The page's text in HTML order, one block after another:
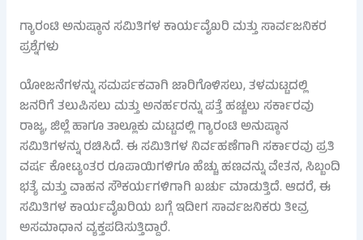
ಗ್ಯಾರಂಟಿ ಅನುಷ್ಠಾನ ಸಮಿತಿಗಳ ಕಾರ್ಯವೈಖರಿ ಮತ್ತು ಸಾರ್ವಜನಿಕರ
ಪ್ರಶ್ನೆಗಳು
ಯೋಜನೆಗಳನ್ನು ಸಮರ್ಪಕವಾಗಿ ಜಾರಿಗೊಳಿಸಲು, ತಳಮಟ್ಟದಲ್ಲಿ
ಜನರಿಗೆ ತಲುಪಿಸಲು ಮತ್ತು ಅನರ್ಹರನ್ನು ಪತ್ತೆ ಹಚ್ಚಲು ಸರ್ಕಾರವು
ರಾಜ್ಯ, ಜಿಲ್ಲೆ ಹಾಗೂ ತಾಲ್ಲೂಕು ಮಟ್ಟದಲ್ಲಿ ಗ್ಯಾರಂಟಿ ಅನುಷ್ಠಾನ
ಸಮಿತಿಗಳನ್ನು ರಚಿಸಿದೆ. ಈ ಸಮಿತಿಗಳ ನಿರ್ವಹಣೆಗಾಗಿ ಸರ್ಕಾರವು ಪ್ರತಿ
ವರ್ಷ ಕೋಟ್ಯಂತರ ರೂಪಾಯಿಗಳಿಗೂ ಹೆಚ್ಚು ಹಣವನ್ನು ವೇತನ, ಸಿಬ್ಬಂದಿ
ಭತ್ಯೆ ಮತ್ತು ವಾಹನ ಸೌಕರ್ಯಗಳಿಗಾಗಿ ಖರ್ಚು ಮಾಡುತ್ತಿದೆ. ಆದರೆ, ಈ
ಸಮಿತಿಗಳ ಕಾರ್ಯವೈಖರಿಯ ಬಗ್ಗೆ ಇದೀಗ ಸಾರ್ವಜನಿಕರು ತೀವ್ರ
ಅಸಮಾಧಾನ ವ್ಯಕ್ತಪಡಿಸುತ್ತಿದ್ದಾರೆ.